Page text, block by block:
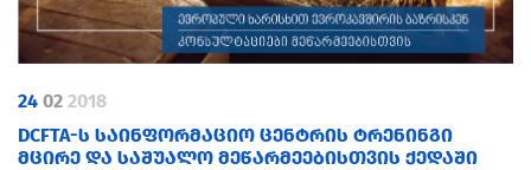
24 02 2018
DCFTA-Ს ᲡᲐᲘᲜᲤᲝᲠᲛᲐᲪᲘᲝ ᲪᲔᲜᲢᲠᲘᲡ ᲢᲠᲔᲜᲘᲜᲒᲘ
ᲛᲪᲘᲠᲔ ᲓᲐ ᲡᲐᲨᲣᲐᲚᲝ ᲛᲔᲬᲐᲠᲛᲔᲔᲑᲘᲡᲗᲕᲘᲡ ᲥᲔᲓᲐᲨᲘ